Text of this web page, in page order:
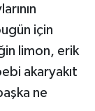
için
limon, erik
akaryakıt
ne